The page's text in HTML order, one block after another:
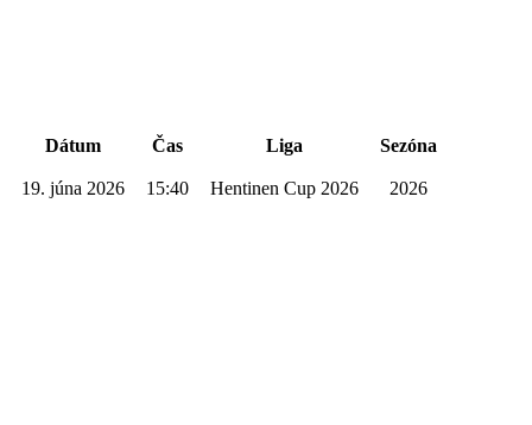
Dátum Čas Liga Sezóna
19. júna 2026 15:40 Hentinen Cup 2026 2026